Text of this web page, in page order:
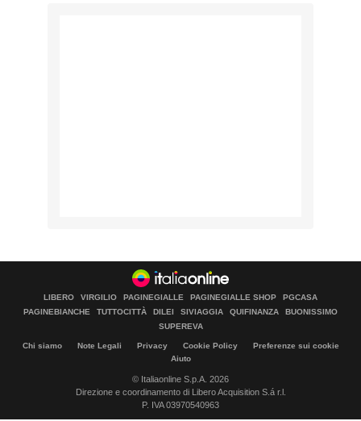
LIBERO VIRGILIO PAGINEGIALLE PAGINEGIALLE SHOP
PGCASA
PAGINEBIANCHE
TUTTOCITTÀ DILEI SIVIAGGIA QUIFINANZA
BUONISSIMO
SUPEREVA
Chi siamo Note Legali Privacy Cookie Policy
Preferenze sui cookie
Aiuto
© Italiaonline S.p.A. 2026
Direzione e coordinamento di Libero Acquisition S.á r.l.
P. IVA 03970540963